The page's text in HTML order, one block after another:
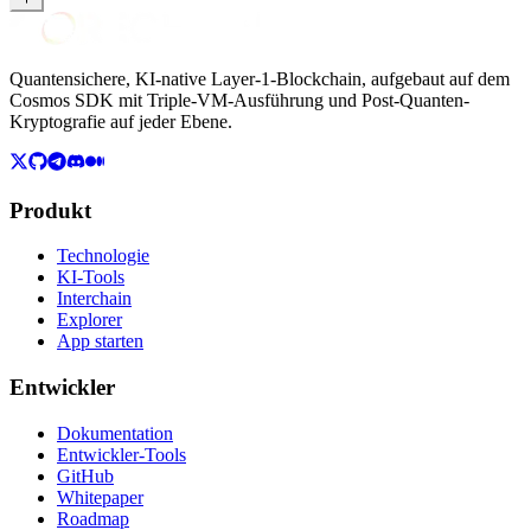
Quantensichere, KI-native Layer-1-Blockchain, aufgebaut auf dem
Cosmos SDK mit Triple-VM-Ausführung und Post-Quanten-
Kryptografie auf jeder Ebene.
Produkt
Technologie
KI-Tools
Interchain
Explorer
App starten
Entwickler
Dokumentation
Entwickler-Tools
GitHub
Whitepaper
Roadmap